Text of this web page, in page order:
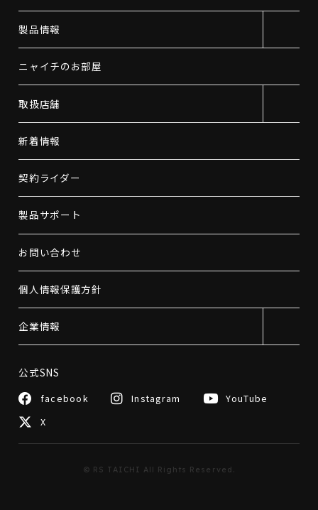
製品情報
ニャイチのお部屋
取扱店舗
新着情報
契約ライダー
製品サポート
お問い合わせ
個人情報保護方針
企業情報
公式SNS
facebook Instagram
YouTube
X
© RS TAICHI All Rights Reserved.